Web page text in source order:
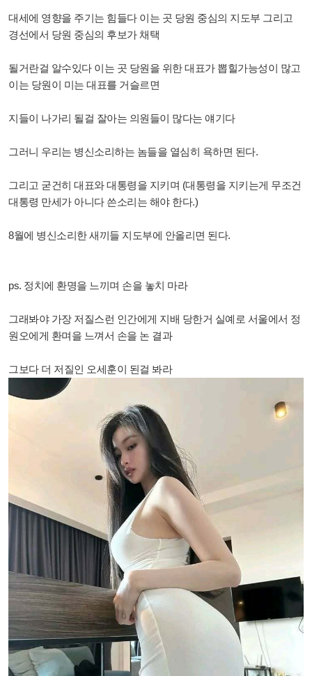
대세에 영향을 주기는 힘들다 이는 곳 당원 중심의 지도부 그리고
경선에서 당원 중심의 후보가 채택
될거란걸 알수있다 이는 곳 당원을 위한 대표가 뽑힐가능성이 많고
이는 당원이 미는 대표를 거슬르면
지들이 나가리 될걸 잘아는 의원들이 많다는 얘기다
그러니 우리는 병신소리하는 놈들을 열심히 욕하면 된다.
그리고 굳건히 대표와 대통령을 지키며 (대통령을 지키는게 무조건
대통령 만세가 아니다 쓴소리는 해야 한다.)
8월에 병신소리한 새끼들 지도부에 안올리면 된다.
ps. 정치에 환명을 느끼며 손을 놓치 마라
그래봐야 가장 저질스런 인간에게 지배 당한거 실예로 서울에서 정
원오에게 환며을 느껴서 손을 논 결과
그보다 더 저질인 오세훈이 된걸 봐라